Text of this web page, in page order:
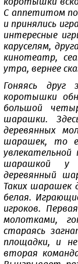
С аппетитом
и принялись
интересные
каруселям,
кинотеатр,
утра, вернее
Гоняясь друг
коротышки
большой
шарашки.
деревянных
шарашек, то
шарашкой у
деревянный
Таких шарашек
белая.
игроков.
молотками,
стараясь
площадки, и
вторая